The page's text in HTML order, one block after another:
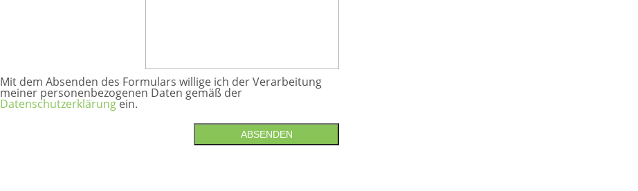
Mit dem Absenden des Formulars willige ich der Verarbeitung
meiner personenbezogenen Daten gemäß der
Datenschutzerklärungein.
ABSENDEN